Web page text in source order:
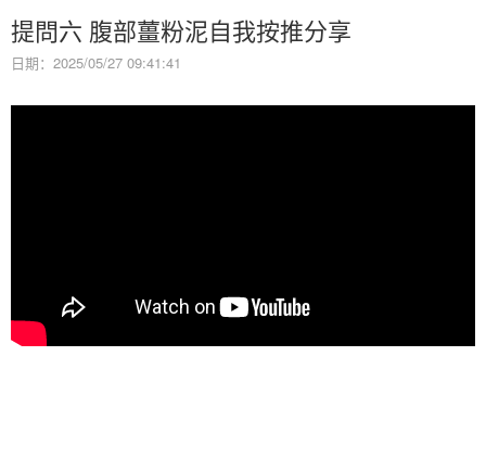
提問六 腹部薑粉泥自我按推分享
日期：2025/05/27 09:41:41